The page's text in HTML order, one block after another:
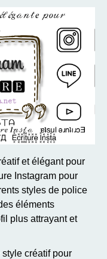
et élégant pour
Instagram pour
styles de police
éléments
plus attrayant et
créatif pour